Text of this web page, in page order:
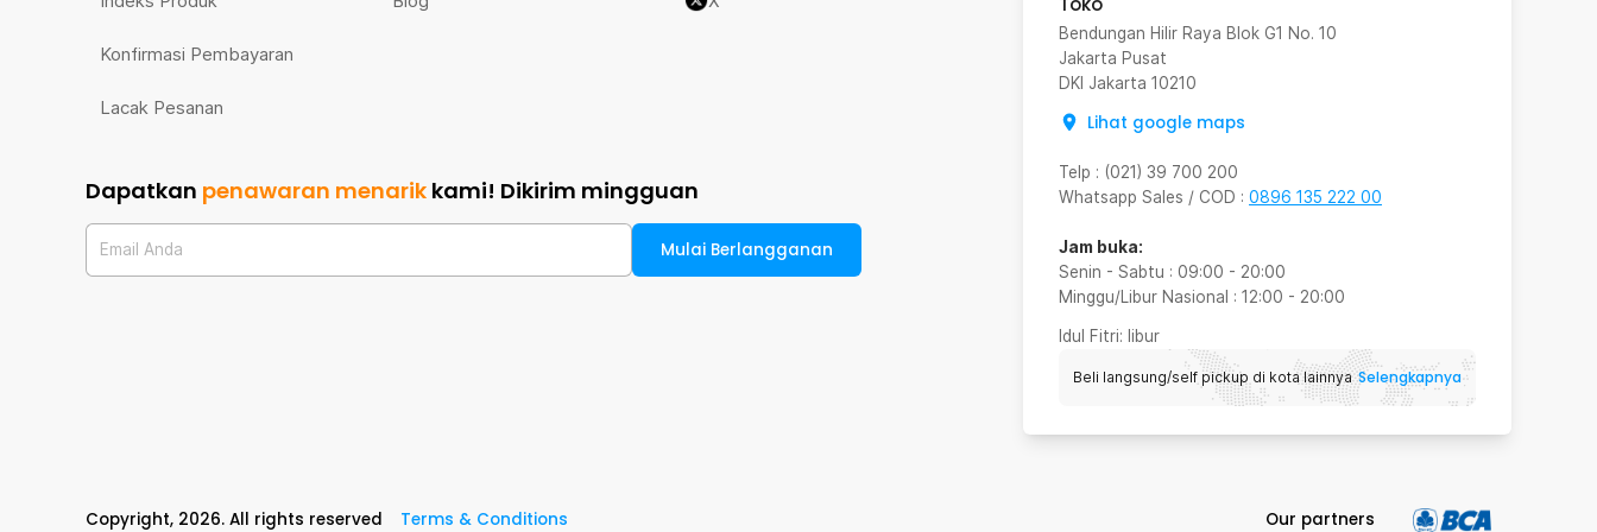
Bendungan Hilir Raya Blok G1 No. 10
Jakarta Pusat
DKI Jakarta 10210
Lihat google maps
Telp : (021) 39 700 200
Whatsapp Sales / COD : 0896 135 222 00
Jam buka:
Senin - Sabtu : 09:00 - 20:00
Minggu/Libur Nasional : 12:00 - 20:00
Idul Fitri: libur
Beli langsung/self pickup di kota lainnya Selengkapnya
Konfirmasi Pembayaran
Lacak Pesanan
Dapatkan penawaran menarik kami! Dikirim mingguan
Email Anda Mulai Berlangganan
Copyright, 2026. All rights reserved Terms & Conditions Our partners